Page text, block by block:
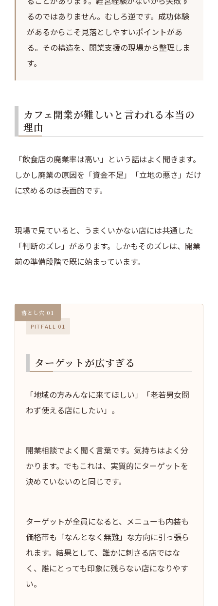
るのではありません。むしろ逆です。成功体験
があるからこそ見落としやすいポイントがあ
る。その構造を、開業支援の現場から整理しま
す。
カフェ開業が難しいと言われる本当の
理由
「飲食店の廃業率は高い」という話はよく聞きます。
しかし廃業の原因を「資金不足」「立地の悪さ」だけ
に求めるのは表面的です。
現場で見ていると、うまくいかない店には共通した
「判断のズレ」があります。しかもそのズレは、開業
前の準備段階で既に始まっています。
PITFALL 01
ターゲットが広すぎる
「地域の方みんなに来てほしい」「老若男女問
わず使える店にしたい」。
開業相談でよく聞く言葉です。気持ちはよく分
かります。でもこれは、実質的にターゲットを
決めていないのと同じです。
ターゲットが全員になると、メニューも内装も
価格帯も「なんとなく無難」な方向に引っ張ら
れます。結果として、誰かに刺さる店ではな
く、誰にとっても印象に残らない店になりやす
い。